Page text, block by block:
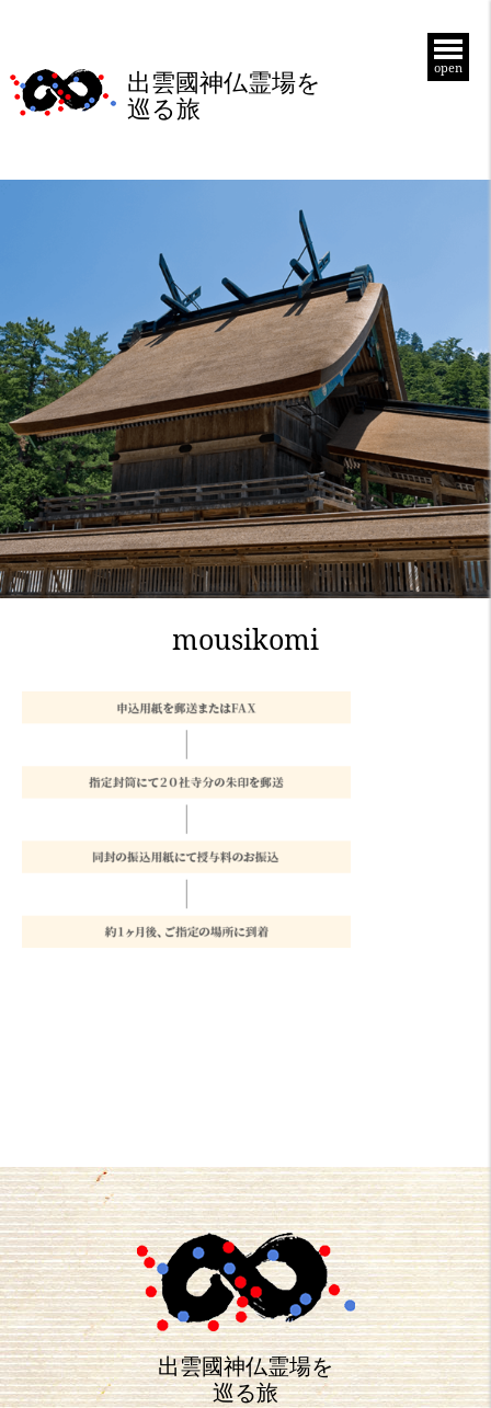
出雲國神仏霊場を
巡る旅
open
mousikomi
出雲國神仏霊場を
巡る旅